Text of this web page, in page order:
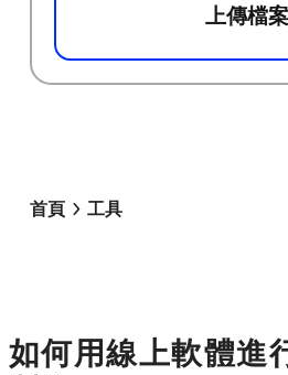
上傳檔案
首頁 工具
如何用線上軟體進